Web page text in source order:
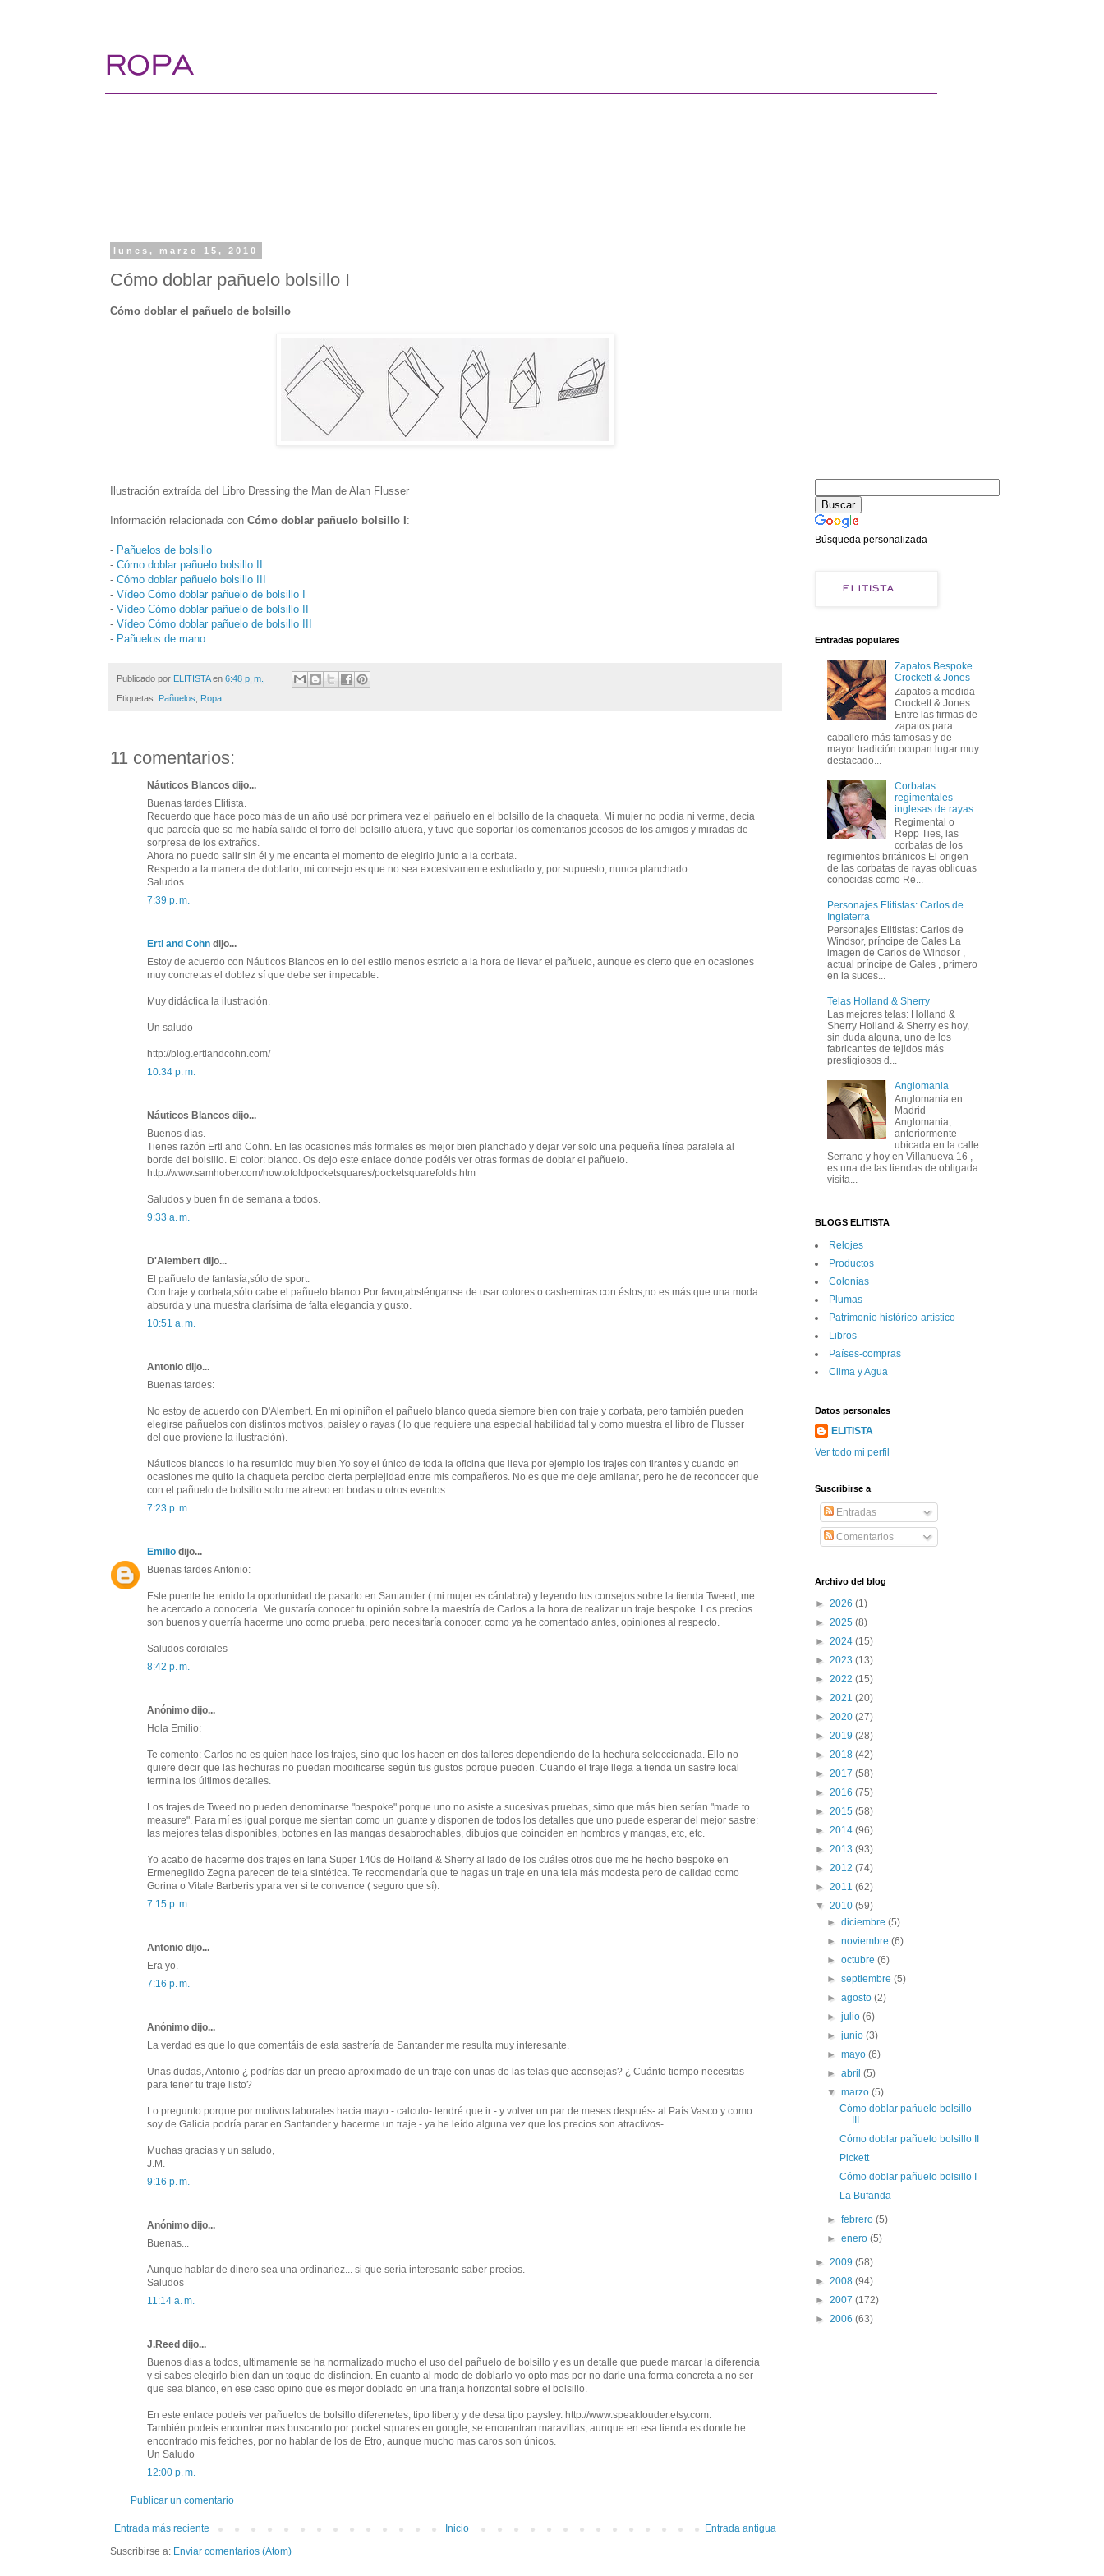
lunes, marzo 15, 2010
Cómo doblar pañuelo bolsillo I
Cómo doblar el pañuelo de bolsillo
Ilustración extraída del Libro Dressing the Man de Alan Flusser
Información relacionada con Cómo doblar pañuelo bolsillo I:
- Pañuelos de bolsillo
- Cómo doblar pañuelo bolsillo II
- Cómo doblar pañuelo bolsillo III
- Vídeo Cómo doblar pañuelo de bolsillo I
- Vídeo Cómo doblar pañuelo de bolsillo II
- Vídeo Cómo doblar pañuelo de bolsillo III
- Pañuelos de mano
Publicado por ELITISTA en 6:48 p. m.
Etiquetas: Pañuelos Ropa
11 comentarios:
Náuticos Blancos dijo...
Buenas tardes Elitista.
Recuerdo que hace poco más de un año usé por primera vez el pañuelo en el bolsillo de la chaqueta. Mi mujer no podía ni verme, decía
que parecía que se me había salido el forro del bolsillo afuera, y tuve que soportar los comentarios jocosos de los amigos y miradas de
sorpresa de los extraños.
Ahora no puedo salir sin él y me encanta el momento de elegirlo junto a la corbata.
Respecto a la manera de doblarlo, mi consejo es que no sea excesivamente estudiado y, por supuesto, nunca planchado.
Saludos.
7:39 p. m.
Ertl and Cohn dijo...
Estoy de acuerdo con Náuticos Blancos en lo del estilo menos estricto a la hora de llevar el pañuelo, aunque es cierto que en ocasiones
muy concretas el doblez sí que debe ser impecable.
Muy didáctica la ilustración.
Un saludo
http://blog.ertlandcohn.com/
10:34 p. m.
Náuticos Blancos dijo...
Buenos días.
Tienes razón Ertl and Cohn. En las ocasiones más formales es mejor bien planchado y dejar ver solo una pequeña línea paralela al
borde del bolsillo. El color: blanco. Os dejo este enlace donde podéis ver otras formas de doblar el pañuelo.
http://www.samhober.com/howtofoldpocketsquares/pocketsquarefolds.htm
Saludos y buen fin de semana a todos.
9:33 a. m.
D'Alembert dijo...
El pañuelo de fantasía,sólo de sport.
Con traje y corbata,sólo cabe el pañuelo blanco.Por favor,absténganse de usar colores o cashemiras con éstos,no es más que una moda
absurda y una muestra clarísima de falta elegancia y gusto.
10:51 a. m.
Antonio dijo...
Buenas tardes:
No estoy de acuerdo con D'Alembert. En mi opiniñon el pañuelo blanco queda siempre bien con traje y corbata, pero también pueden
elegirse pañuelos con distintos motivos, paisley o rayas ( lo que requiere una especial habilidad tal y como muestra el libro de Flusser
del que proviene la ilustración).
Náuticos blancos lo ha resumido muy bien.Yo soy el único de toda la oficina que lleva por ejemplo los trajes con tirantes y cuando en
ocasiones me quito la chaqueta percibo cierta perplejidad entre mis compañeros. No es que me deje amilanar, pero he de reconocer que
con el pañuelo de bolsillo solo me atrevo en bodas u otros eventos.
7:23 p. m.
Emilio dijo...
Buenas tardes Antonio:
Este puente he tenido la oportunidad de pasarlo en Santander ( mi mujer es cántabra) y leyendo tus consejos sobre la tienda Tweed, me
he acercado a conocerla. Me gustaría conocer tu opinión sobre la maestría de Carlos a la hora de realizar un traje bespoke. Los precios
son buenos y querría hacerme uno como prueba, pero necesitaría conocer, como ya he comentado antes, opiniones al respecto.
Saludos cordiales
8:42 p. m.
Anónimo dijo...
Hola Emilio:
Te comento: Carlos no es quien hace los trajes, sino que los hacen en dos talleres dependiendo de la hechura seleccionada. Ello no
quiere decir que las hechuras no puedan modificarse según tus gustos porque pueden. Cuando el traje llega a tienda un sastre local
termina los últimos detalles.
Los trajes de Tweed no pueden denominarse "bespoke" porque uno no asiste a sucesivas pruebas, simo que más bien serían "made to
measure". Para mí es igual porque me sientan como un guante y disponen de todos los detalles que uno puede esperar del mejor sastre:
las mejores telas disponibles, botones en las mangas desabrochables, dibujos que coinciden en hombros y mangas, etc, etc.
Yo acabo de hacerme dos trajes en lana Super 140s de Holland & Sherry al lado de los cuáles otros que me he hecho bespoke en
Ermenegildo Zegna parecen de tela sintética. Te recomendaría que te hagas un traje en una tela más modesta pero de calidad como
Gorina o Vitale Barberis ypara ver si te convence ( seguro que sí).
7:15 p. m.
Antonio dijo...
Era yo.
7:16 p. m.
Anónimo dijo...
La verdad es que lo que comentáis de esta sastrería de Santander me resulta muy interesante.
Unas dudas, Antonio ¿ podrías dar un precio aproximado de un traje con unas de las telas que aconsejas? ¿ Cuánto tiempo necesitas
para tener tu traje listo?
Lo pregunto porque por motivos laborales hacia mayo - calculo- tendré que ir - y volver un par de meses después- al País Vasco y como
soy de Galicia podría parar en Santander y hacerme un traje - ya he leído alguna vez que los precios son atractivos-.
Muchas gracias y un saludo,
J.M.
9:16 p. m.
Anónimo dijo...
Buenas...
Aunque hablar de dinero sea una ordinariez... si que sería interesante saber precios.
Saludos
11:14 a. m.
J.Reed dijo...
Buenos dias a todos, ultimamente se ha normalizado mucho el uso del pañuelo de bolsillo y es un detalle que puede marcar la diferencia
y si sabes elegirlo bien dan un toque de distincion. En cuanto al modo de doblarlo yo opto mas por no darle una forma concreta a no ser
que sea blanco, en ese caso opino que es mejor doblado en una franja horizontal sobre el bolsillo.
En este enlace podeis ver pañuelos de bolsillo diferenetes, tipo liberty y de desa tipo paysley. http://www.speaklouder.etsy.com.
También podeis encontrar mas buscando por pocket squares en google, se encuantran maravillas, aunque en esa tienda es donde he
encontrado mis fetiches, por no hablar de los de Etro, aunque mucho mas caros son únicos.
Un Saludo
12:00 p. m.
Publicar un comentario
Entrada más reciente Entrada antigua
Inicio
Suscribirse a: Enviar comentarios (Atom)
Búsqueda personalizada
Entradas populares
Zapatos Bespoke
Crockett & Jones
Zapatos a medida
Crockett & Jones
Entre las firmas de
zapatos para
caballero más famosas y de
mayor tradición ocupan lugar muy
destacado...
Corbatas
regimentales
inglesas de rayas
Regimental o
Repp Ties, las
corbatas de los
regimientos británicos El origen
de las corbatas de rayas oblicuas
conocidas como Re...
Personajes Elitistas: Carlos de
Inglaterra
Personajes Elitistas: Carlos de
Windsor, príncipe de Gales La
imagen de Carlos de Windsor ,
actual príncipe de Gales , primero
en la suces...
Telas Holland & Sherry
Las mejores telas: Holland &
Sherry Holland & Sherry es hoy,
sin duda alguna, uno de los
fabricantes de tejidos más
prestigiosos d...
Anglomania
Anglomania en
Madrid
Anglomania,
anteriormente
ubicada en la calle
Serrano y hoy en Villanueva 16 ,
es una de las tiendas de obligada
visita...
BLOGS ELITISTA
Relojes
Productos
Colonias
Plumas
Patrimonio histórico-artí­stico
Libros
Paí­ses-compras
Clima y Agua
Datos personales
ELITISTA
Ver todo mi perfil
Suscribirse a
Entradas
Comentarios
Archivo del blog
► 2026 (1)
► 2025 (8)
► 2024 (15)
► 2023 (13)
► 2022 (15)
► 2021 (20)
► 2020 (27)
► 2019 (28)
► 2018 (42)
► 2017 (58)
► 2016 (75)
► 2015 (58)
► 2014 (96)
► 2013 (93)
► 2012 (74)
► 2011 (62)
▼ 2010 (59)
►diciembre(5)
►noviembre(6)
►octubre(6)
►septiembre(5)
►agosto(2)
►julio(6)
►junio(3)
►mayo(6)
►abril(5)
▼marzo(5)
Cómo doblar pañuelo bolsillo
III
Cómo doblar pañuelo bolsillo II
Pickett
Cómo doblar pañuelo bolsillo I
La Bufanda
►febrero(5)
►enero(5)
► 2009 (58)
► 2008 (94)
► 2007 (172)
► 2006 (63)